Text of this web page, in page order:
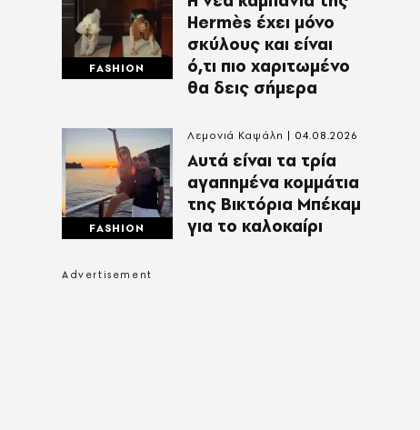
FASHION
Hermès έχει μόνο
σκύλους και είναι
ό,τι πιο χαριτωμένο
θα δεις σήμερα
FASHION
Αυτά είναι τα τρία
αγαπημένα κομμάτια
της Βικτόρια Μπέκαμ
για το καλοκαίρι
Λεμονιά Καψάλη 04.08.2026